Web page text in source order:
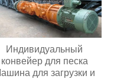
Индивидуальный
конвейер для песка
для загрузки и